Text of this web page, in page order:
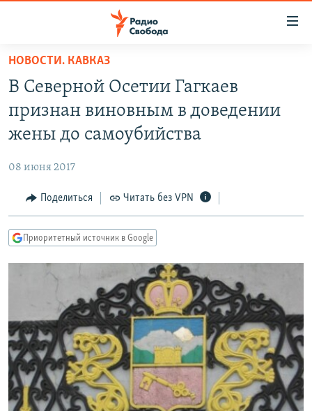
упрощенного
доступа
основному
Вернутся
Вернутся
ПОДКАСТЫ
АВТОРСКИЕ ПРОЕКТЫ
МНЕНИЯ
КУЛЬТУРА
КАВКАЗ.РЕАЛИИ
СЕВЕР.РЕАЛИИ
СИБИРЬ.РЕАЛИИ
РАСПИСАНИЕ ВЕЩАНИЯ
ПОДПИШИТЕСЬ НА РАССЫЛКУ
СОЦИАЛЬНЫЕ СЕТИ
НОВОСТИ. КАВКАЗ
В Северной Осетии Гагкаев
признан виновным в доведении
жены до самоубийства
08 июня 2017
Поделиться Читать без VPN
Приоритетный источник в Google